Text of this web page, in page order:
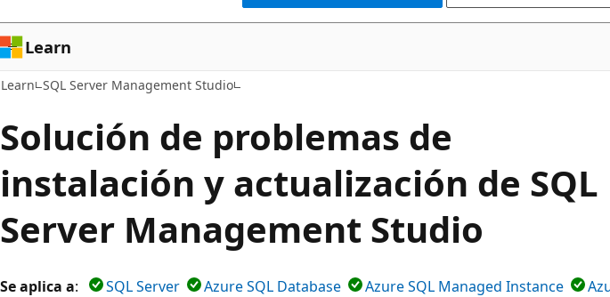
Learn
Learn SQL Server Management Studio
Solución de problemas de
instalación y actualización de SQL
Server Management Studio
Se aplica a: SQL Server Azure SQL Database Azure SQL Managed Instance